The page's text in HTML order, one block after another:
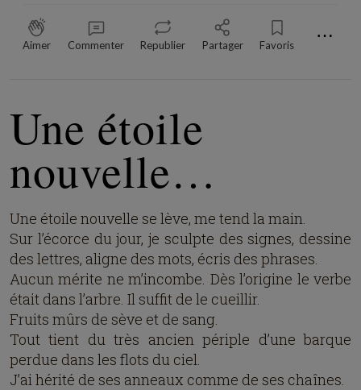
Aimer Commenter Republier Partager Favoris ⋯
Une étoile
nouvelle…
Une étoile nouvelle se lève, me tend la main.
Sur l’écorce du jour, je sculpte des signes, dessine
des lettres, aligne des mots, écris des phrases.
Aucun mérite ne m’incombe. Dès l’origine le verbe
était dans l’arbre. Il suffit de le cueillir.
Fruits mûrs de sève et de sang.
Tout tient du très ancien périple d’une barque
perdue dans les flots du ciel.
J’ai hérité de ses anneaux comme de ses chaînes.